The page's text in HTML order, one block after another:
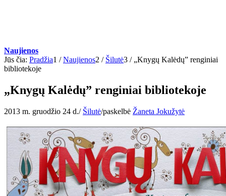
Naujienos
Jūs čia: Pradžia1 / Naujienos2 / Šilutė3 / „Knygų Kalėdų” renginiai
bibliotekoje
„Knygų Kalėdų” renginiai bibliotekoje
2013 m. gruodžio 24 d./ Šilutė/paskelbė Žaneta Jokužytė